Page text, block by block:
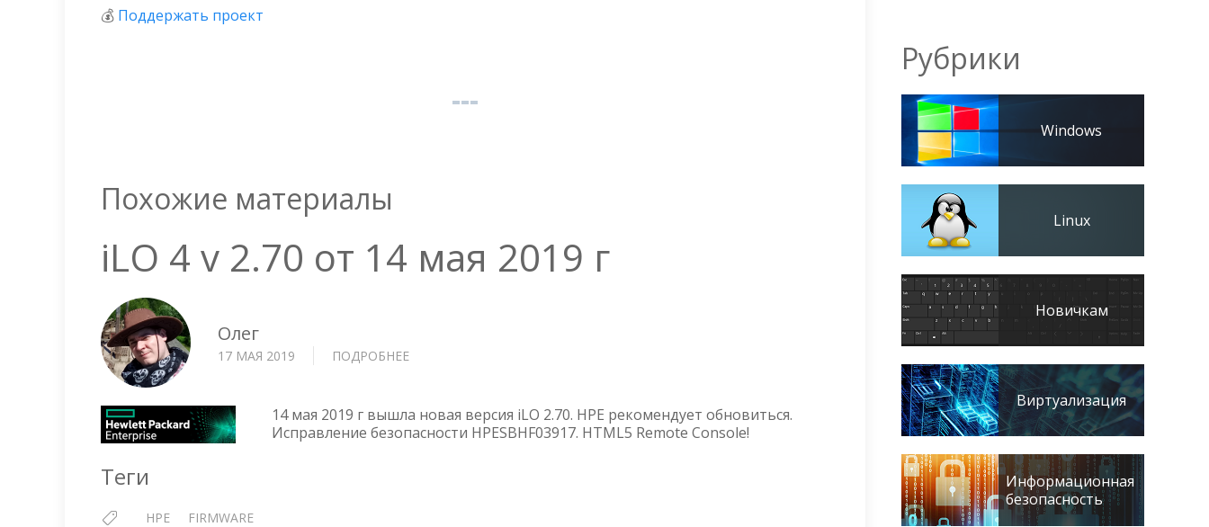
💰 Поддержать проект
Похожие материалы
iLO 4 v 2.70 от 14 мая 2019 г
Олег
17 МАЯ 2019 ПОДРОБНЕЕ
V
2.70
14 мая 2019 г вышла новая версия iLO 2.70. HPE рекомендует обновиться.
Исправление безопасности HPESBHF03917. HTML5 Remote Console!
Теги
HPE FIRMWARE
Рубрики
Windows
Linux
Новичкам
Виртуализация
Информационная
безопасность